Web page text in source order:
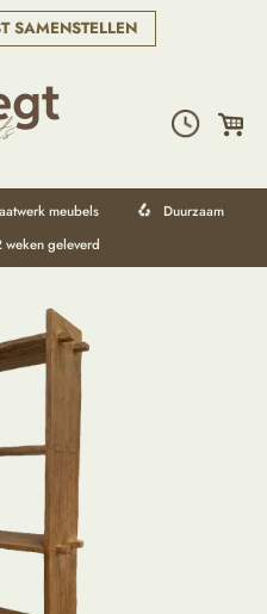
SAMENSTELLEN
meubels
Duurzaam
weken geleverd